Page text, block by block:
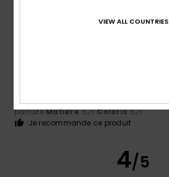
5/5
Confort: 5 Rapport qualité / prix: 5
parfaiteMatière: 5/5 Coloris: 5/5
Je recommande ce produit
4/5
VIEW ALL COUNTRIES